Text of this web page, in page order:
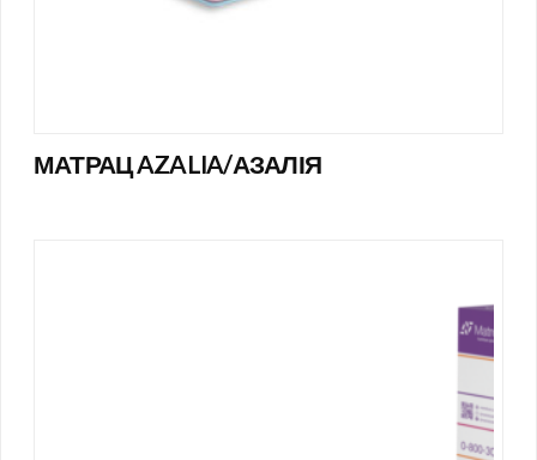
МАТРАЦ AZALIA/АЗАЛІЯ